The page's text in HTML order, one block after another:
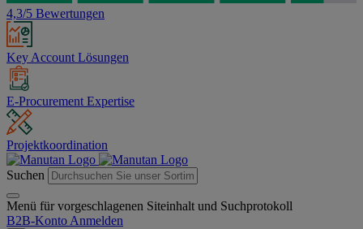
4,3/5 Bewertungen
Key Account Lösungen
E-Procurement Expertise
Projektkoordination
Suchen
Menü für vorgeschlagenen Siteinhalt und Suchprotokoll
B2B-Konto Anmelden